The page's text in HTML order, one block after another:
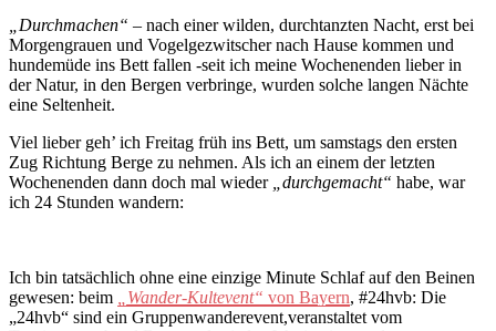
„Durchmachen“ – nach einer wilden, durchtanzten Nacht, erst bei
Morgengrauen und Vogelgezwitscher nach Hause kommen und
hundemüde ins Bett fallen -seit ich meine Wochenenden lieber in
der Natur, in den Bergen verbringe, wurden solche langen Nächte
eine Seltenheit.
Viel lieber geh’ ich Freitag früh ins Bett, um samstags den ersten
Zug Richtung Berge zu nehmen. Als ich an einem der letzten
Wochenenden dann doch mal wieder „durchgemacht“ habe, war
ich 24 Stunden wandern:
Ich bin tatsächlich ohne eine einzige Minute Schlaf auf den Beinen
gewesen: beim „Wander-Kultevent“ von Bayern, #24hvb: Die
„24hvb“ sind ein Gruppenwanderevent,veranstaltet vom